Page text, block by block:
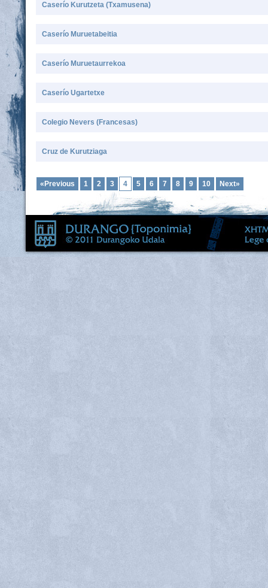
Caserío Kurutzeta (Txamusena)
Caserío Muruetabeitia
Caserío Muruetaurrekoa
Caserío Ugartetxe
Colegio Nevers (Francesas)
Cruz de Kurutziaga
«Previous 1 2 3 4 5 6 7 8 9 10 Next»